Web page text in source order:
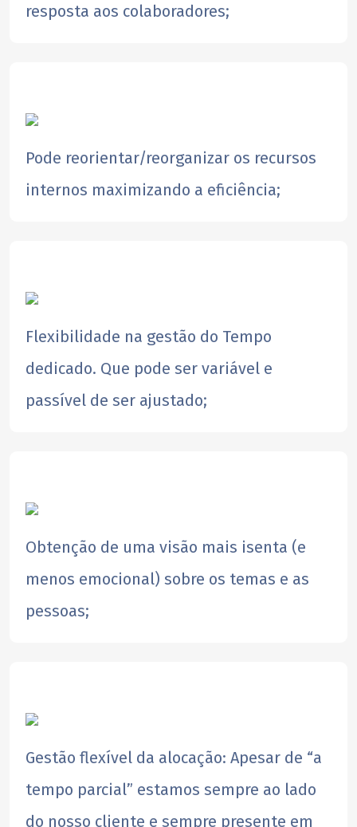
resposta aos colaboradores;
Pode reorientar/reorganizar os recursos
internos maximizando a eficiência;
​Flexibilidade na gestão do Tempo
dedicado. Que pode ser variável e
passível de ser ajustado;
​Obtenção de uma visão mais isenta (e
menos emocional) sobre os temas e as
pessoas;
Gestão flexível da alocação: Apesar de “a
tempo parcial” estamos sempre ao lado
do nosso cliente e sempre presente em